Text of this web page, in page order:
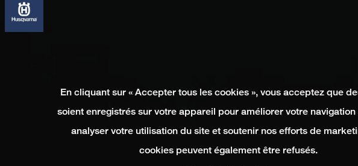
En cliquant sur « Accepter tous les cookies », vous acceptez que
soient enregistrés sur votre appareil pour améliorer votre navigation
analyser votre utilisation du site et soutenir nos efforts de
cookies peuvent également être refusés.